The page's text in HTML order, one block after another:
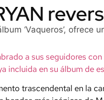
‘Vaqueros’,
a sus seguidores
incluida en su álbum de
trascendental en la